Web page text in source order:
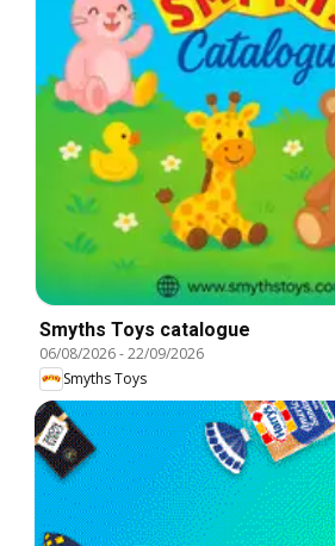
Smyths Toys catalogue
06/08/2026-22/09/2026
Smyths Toys